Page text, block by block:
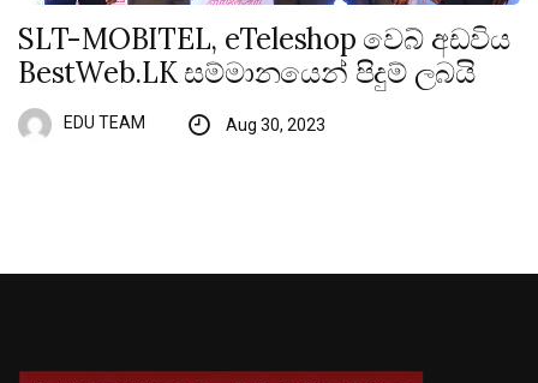
SLT-MOBITEL, eTeleshop වෙබ් අඩවිය
BestWeb.LK සම්මානයෙන් පිදුම් ලබයි
EDU TEAM Aug 30, 2023